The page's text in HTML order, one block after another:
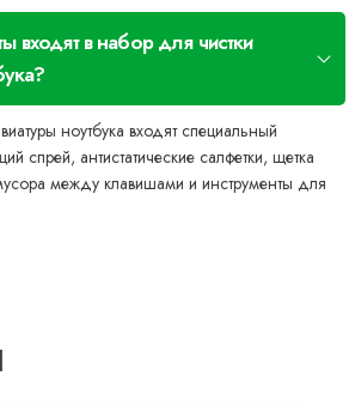
входят в набор для чистки
ноутбука входят специальный
спрей, антистатические салфетки, щетка
между клавишами и инструменты для